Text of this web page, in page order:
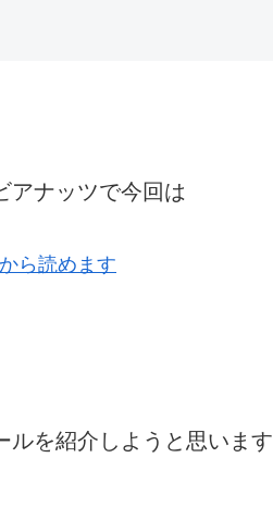
アナッツで今回は
ら読めます
ルを紹介しようと思います